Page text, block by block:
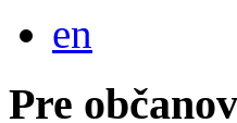
en
Pre občanov